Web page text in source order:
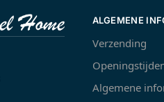
ALGEMENE
Verzending
Algemene